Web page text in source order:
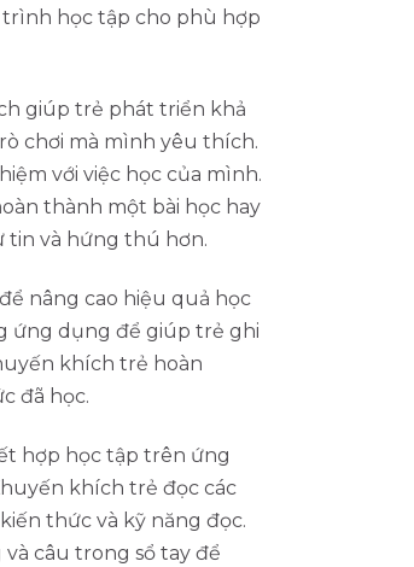
học tập cho phù hợp
giúp trẻ phát triển khả
chơi mà mình yêu thích.
với việc học của mình.
thành một bài học hay
tin và hứng thú hơn.
nâng cao hiệu quả học
ứng dụng để giúp trẻ ghi
khích trẻ hoàn
đã học.
hợp học tập trên ứng
khích trẻ đọc các
thức và kỹ năng đọc.
câu trong sổ tay để